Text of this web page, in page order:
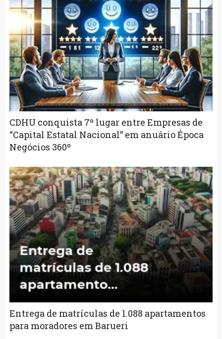
CDHU conquista 7º lugar entre Empresas de
“Capital Estatal Nacional” em anuário Época
Negócios 360º
Entrega de matrículas de 1.088 apartamentos
para moradores em Barueri